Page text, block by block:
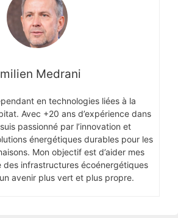
Medrani
en technologies liées à la
Avec +20 ans d’expérience dans
passionné par l’innovation et
énergétiques durables pour les
Mon objectif est d’aider mes
des infrastructures écoénergétiques
avenir plus vert et plus propre.